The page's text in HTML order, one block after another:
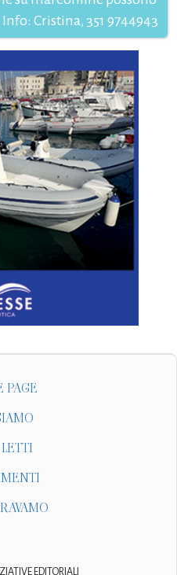
Cristina, 351 9744943
PAGE
EDITORIALI